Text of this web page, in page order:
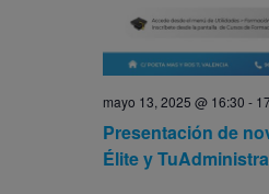
mayo 13, 2025 @ 16:30 -
Presentación de
Élite y